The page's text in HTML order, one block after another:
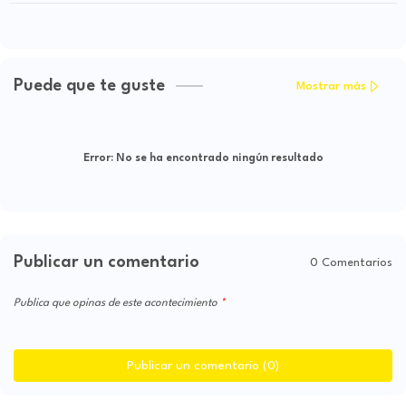
Puede que te guste Mostrar más
Error:No se ha encontrado ningún resultado
Publicar un comentario 0 Comentarios
Publica que opinas de este acontecimiento
Publicar un comentario (0)